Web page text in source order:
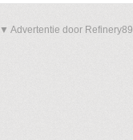
▼ Advertentie door Refinery89